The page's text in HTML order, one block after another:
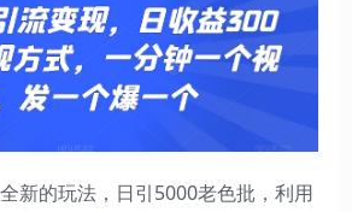
新的玩法，日引5000老色批，利用